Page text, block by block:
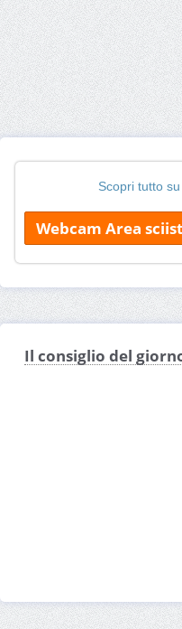
Scopri tutto su
Webcam Area
Il consiglio del